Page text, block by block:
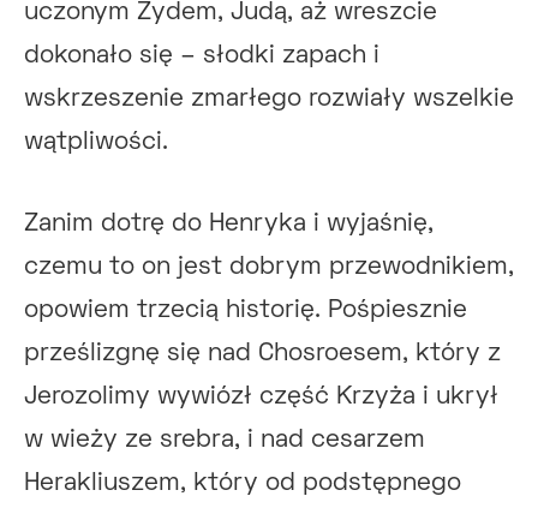
uczonym Żydem, Judą, aż wreszcie
dokonało się – słodki zapach i
wskrzeszenie zmarłego rozwiały wszelkie
wątpliwości.
Zanim dotrę do Henryka i wyjaśnię,
czemu to on jest dobrym przewodnikiem,
opowiem trzecią historię. Pośpiesznie
prześlizgnę się nad Chosroesem, który z
Jerozolimy wywiózł część Krzyża i ukrył
w wieży ze srebra, i nad cesarzem
Herakliuszem, który od podstępnego